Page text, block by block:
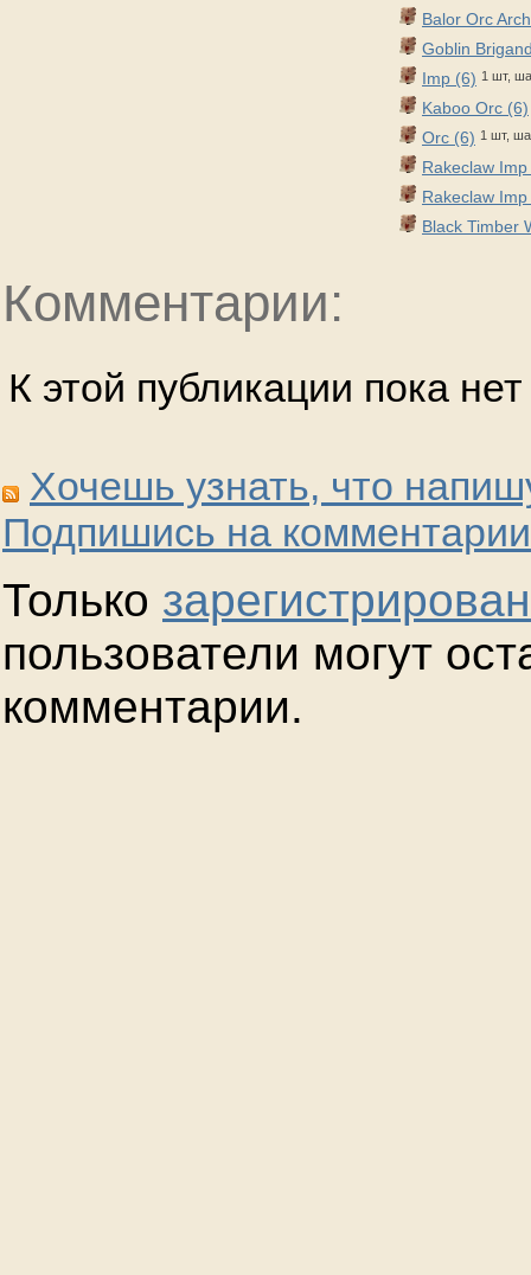
Balor Orc
Goblin
Imp (6) 1 шт,
Kaboo Orc (6)
Orc (6) 1 шт,
Rakeclaw
Rakeclaw
Black Timber
Комментарии:
К этой публикации пока
Хочешь узнать, что
Подпишись на
Только
пользователи могут
комментарии.